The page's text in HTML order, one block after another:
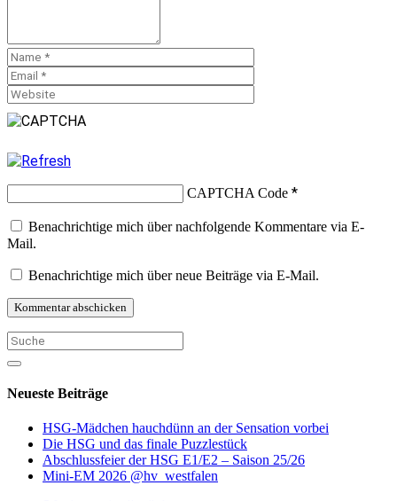
CAPTCHA Code *
Benachrichtige mich über nachfolgende Kommentare via E-
Mail.
Benachrichtige mich über neue Beiträge via E-Mail.
Neueste Beiträge
HSG-Mädchen hauchdünn an der Sensation vorbei
Die HSG und das finale Puzzlestück
Abschlussfeier der HSG E1/E2 – Saison 25/26
Mini-EM 2026 @hv_westfalen